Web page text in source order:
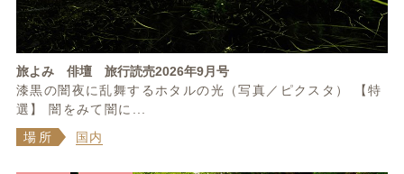
旅よみ 俳壇 旅行読売2026年9月号
漆黒の闇夜に乱舞するホタルの光（写真／ピクスタ） 【特
選】 闇をみて闇に...
場所
国内